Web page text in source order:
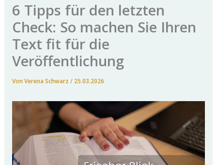
6 Tipps für den letzten
Check: So machen Sie Ihren
Text fit für die
Veröffentlichung
VonVerena Schwarz/ 25.03.2026